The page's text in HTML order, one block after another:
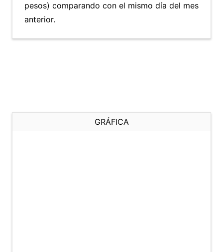
pesos) comparando con el mismo día del mes
anterior.
GRÁFICA